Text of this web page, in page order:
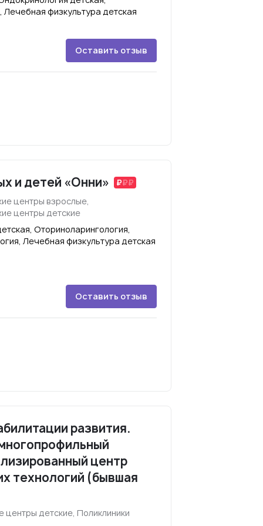
физкультура детская
Оставить отзыв
и детей «Онни»
центры взрослые,
центры детские
Оториноларингология,
Лечебная физкультура детская
Оставить отзыв
развития.
центр
технологий (бывшая
детские, Поликлиники